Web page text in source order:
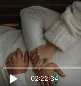
02:22:34